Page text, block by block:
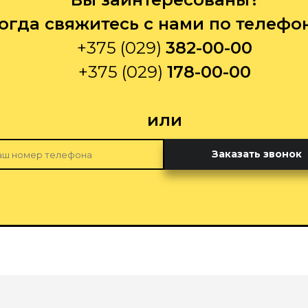
свяжитесь с нами по
+375 (029) 382-00-00
+375 (029) 178-00-00
или
Заказать звонок